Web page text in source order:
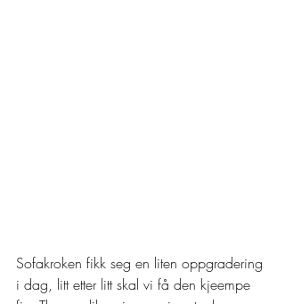
Sofakroken fikk seg en liten oppgradering
i dag, litt etter litt skal vi få den kjeempe